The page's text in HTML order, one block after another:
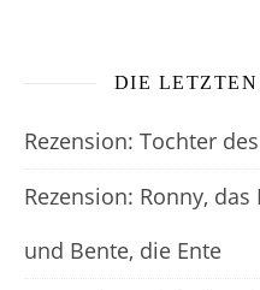
DIE
Rezension: Tochter
Rezension: Ronny,
und Bente, die Ente